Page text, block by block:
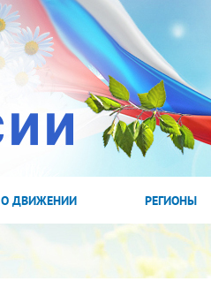
О ДВИЖЕНИИ РЕГИОНЫ